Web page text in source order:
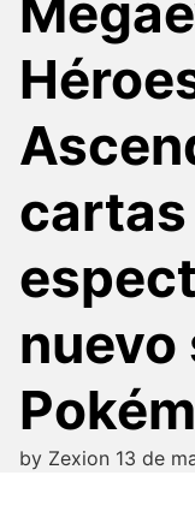
cartas
nuevo
by Zexion 13 de